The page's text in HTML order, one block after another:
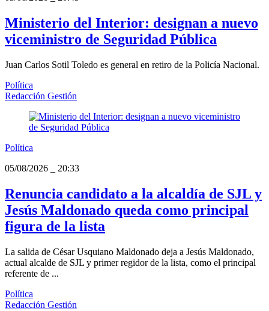
Ministerio del Interior: designan a nuevo
viceministro de Seguridad Pública
Juan Carlos Sotil Toledo es general en retiro de la Policía Nacional.
Política
Redacción Gestión
Política
05/08/2026
20:33
Renuncia candidato a la alcaldía de SJL y
Jesús Maldonado queda como principal
figura de la lista
La salida de César Usquiano Maldonado deja a Jesús Maldonado,
actual alcalde de SJL y primer regidor de la lista, como el principal
referente de ...
Política
Redacción Gestión